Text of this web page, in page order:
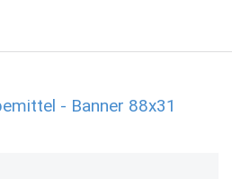
- Banner 88x31